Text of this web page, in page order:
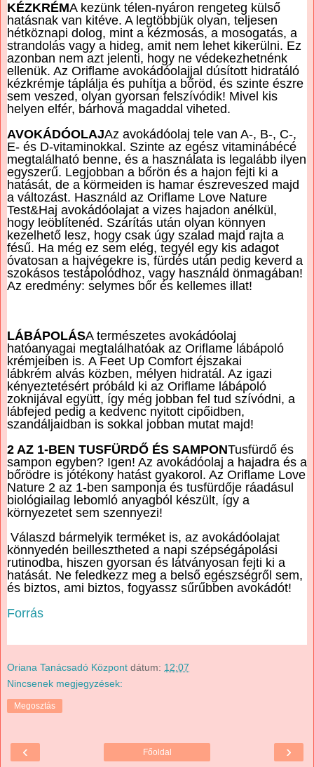
KÉZKRÉMA kezünk télen-nyáron rengeteg külső
hatásnak van kitéve. A legtöbbjük olyan, teljesen
hétköznapi dolog, mint a kézmosás, a mosogatás, a
strandolás vagy a hideg, amit nem lehet kikerülni. Ez
azonban nem azt jelenti, hogy ne védekezhetnénk
ellenük. Az Oriflame avokádóolajjal dúsított hidratáló
kézkrémje táplálja és puhítja a bőröd, és szinte észre
sem veszed, olyan gyorsan felszívódik! Mivel kis
helyen elfér, bárhová magaddal viheted.
AVOKÁDÓOLAJAz avokádóolaj tele van A-, B-, C-,
E- és D-vitaminokkal. Szinte az egész vitaminábécé
megtalálható benne, és a használata is legalább ilyen
egyszerű. Legjobban a bőrön és a hajon fejti ki a
hatását, de a körmeiden is hamar észreveszed majd
a változást. Használd az Oriflame Love Nature
Test&Haj avokádóolajat a vizes hajadon anélkül,
hogy leöblítenéd. Szárítás után olyan könnyen
kezelhető lesz, hogy csak úgy szalad majd rajta a
fésű. Ha még ez sem elég, tegyél egy kis adagot
óvatosan a hajvégekre is, fürdés után pedig keverd a
szokásos testápolódhoz, vagy használd önmagában!
Az eredmény: selymes bőr és kellemes illat!
LÁBÁPOLÁSA természetes avokádóolaj
hatóanyagai megtalálhatóak az Oriflame lábápoló
krémjeiben is. A Feet Up Comfort éjszakai
lábkrém alvás közben, mélyen hidratál. Az igazi
kényeztetésért próbáld ki az Oriflame lábápoló
zoknijával együtt, így még jobban fel tud szívódni, a
lábfejed pedig a kedvenc nyitott cipőidben,
szandáljaidban is sokkal jobban mutat majd!
2 AZ 1-BEN TUSFÜRDŐ ÉS SAMPONTusfürdő és
sampon egyben? Igen! Az avokádóolaj a hajadra és a
bőrödre is jótékony hatást gyakorol. Az Oriflame Love
Nature 2 az 1-ben samponja és tusfürdője ráadásul
biológiailag lebomló anyagból készült, így a
környezetet sem szennyezi!
Válaszd bármelyik terméket is, az avokádóolajat
könnyedén beillesztheted a napi szépségápolási
rutinodba, hiszen gyorsan és látványosan fejti ki a
hatását. Ne feledkezz meg a belső egészségről sem,
és biztos, ami biztos, fogyassz sűrűbben avokádót!
Forrás
Oriana Tanácsadó Központ dátum: 12:07
Nincsenek megjegyzések:
Megosztás
‹ ›
Főoldal